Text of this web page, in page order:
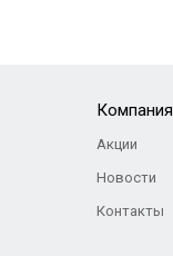
Компания
Акции
Новости
Контакты